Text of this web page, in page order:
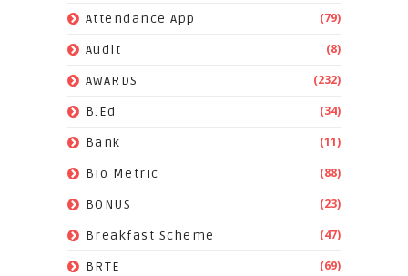
Attendance App (79)
Audit (8)
AWARDS (232)
B.Ed (34)
Bank (11)
Bio Metric (88)
BONUS (23)
Breakfast Scheme (47)
BRTE (69)